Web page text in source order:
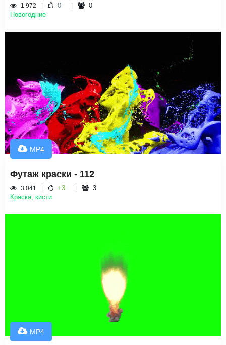
1 972 0
0
Новогодние
MP4
Футаж краски - 112
3 041 +3
3
Краска, кисти
MP4